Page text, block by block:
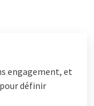
engagement, et
définir